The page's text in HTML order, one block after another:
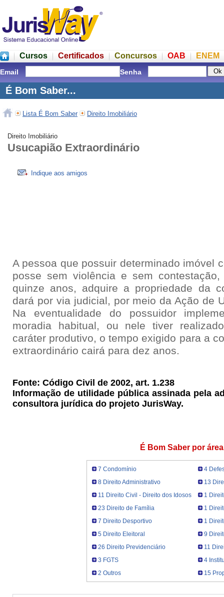
Cursos Certificados Concursos OAB ENEM
Email Senha
É Bom Saber...
Lista É Bom Saber Direito Imobiliário
Direito Imobiliário
Usucapião Extraordinário
Indique aos amigos
A pessoa que possuir determinado imóvel
posse sem violência e sem
quinze anos, adquire a propriedade da
dará por via judicial, por meio da Ação de
Na eventualidade do possuidor
moradia habitual, ou nele tiver
caráter produtivo, o tempo exigido para a
extraordinário cairá para dez anos.
Fonte: Código Civil de 2002, art. 1.238
Informação de utilidade pública assinada pela
consultora jurídica do projeto JurisWay.
É Bom Saber por
7 Condomínio
4
8 Direito Administrativo
13
11 Direito Civil - Direito dos Idosos
1
23 Direito de Família
1
7 Direito Desportivo
1
5 Direito Eleitoral
9
26 Direito Previdenciário
11
3 FGTS
4
2 Outros
15